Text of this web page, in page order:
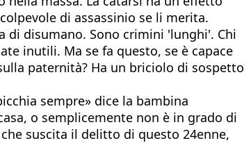
di assassinio se li merita.
di disumano. Sono crimini 'lunghi'. Chi
inutili. Ma se fa questo, se è capace
paternità? Ha un briciolo di sospetto
sempre» dice la bambina
o semplicemente non è in grado di
suscita il delitto di questo 24enne,